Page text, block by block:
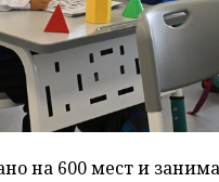
на 600 мест и